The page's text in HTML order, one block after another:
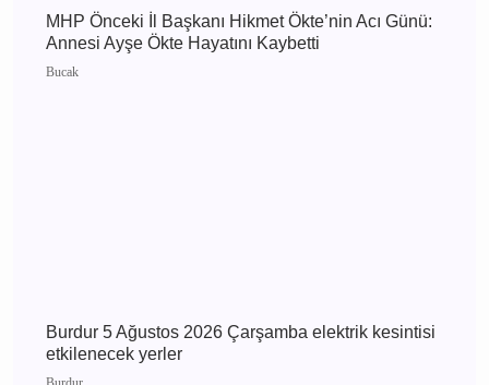
Burdur 6 Ağustos 2026 Perşembe elektrik
kesintisi etkilenecek yerler
Burdur
MHP Önceki İl Başkanı Hikmet Ökte’nin Acı
Günü: Annesi Ayşe Ökte Hayatını Kaybetti
Bucak